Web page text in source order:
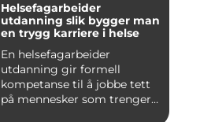
Helsefagarbeider
utdanning slik bygger man
en trygg karriere i helse
En helsefagarbeider
utdanning gir formell
kompetanse til å jobbe tett
på mennesker som trenger